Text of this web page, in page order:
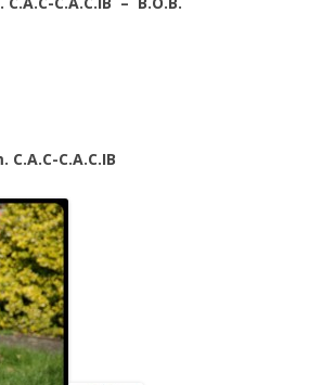
C.A.C.IB